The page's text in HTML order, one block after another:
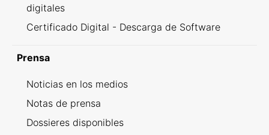
digitales
Certificado Digital - Descarga de Software
Prensa
Noticias en los medios
Notas de prensa
Dossieres disponibles